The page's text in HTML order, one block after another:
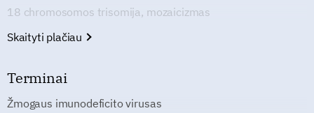
18 chromosomos trisomija, mozaicizmas
Skaityti plačiau
Terminai
Žmogaus imunodeficito virusas